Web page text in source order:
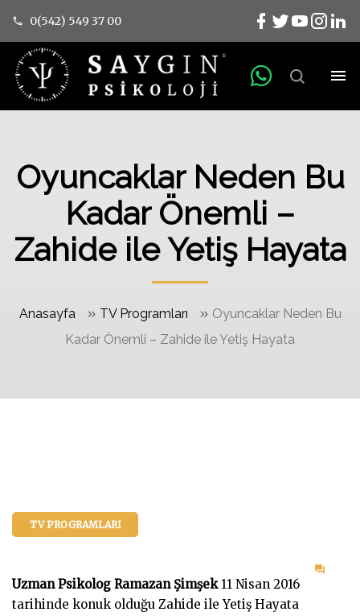
0(542) 549 37 00
Oyuncaklar Neden Bu
Kadar Önemli –
Zahide ile Yetiş Hayata
Anasayfa » TV Programları » Oyuncaklar Neden Bu
Kadar Önemli – Zahide ile Yetiş Hayata
TV PROGRAMLARI
Uzman Psikolog Ramazan Şimşek11 Nisan 2016
tarihinde konuk olduğu Zahide ile Yetiş Hayata